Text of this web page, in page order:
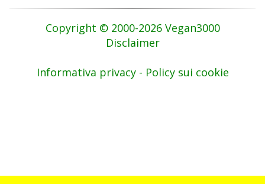
Copyright © 2000-2026 Vegan3000
Disclaimer
Informativa privacy - Policy sui cookie